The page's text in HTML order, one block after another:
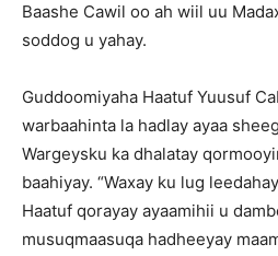
Baashe Cawil oo ah wiil uu
soddog u yahay.
Guddoomiyaha Haatuf Yuusuf
warbaahinta la hadlay ayaa
Wargeysku ka dhalatay
baahiyay. “Waxay ku lug
Haatuf qorayay ayaamihii u
musuqmaasuqa hadheeyay